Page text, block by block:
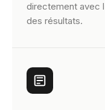
directement avec
des résultats.